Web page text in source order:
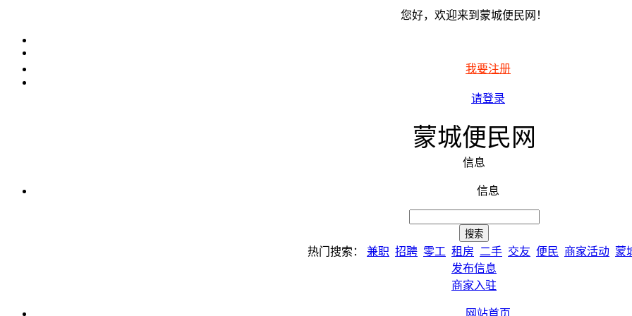
您好，欢迎来到蒙城便民网！
我要注册
请登录
蒙城便民网
信息
信息
热门搜索： 兼职 招聘 零工 租房 二手 交友 便民 商家活动 蒙
发布信息
商家入驻
网站首页